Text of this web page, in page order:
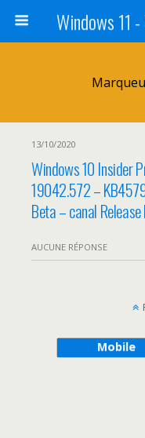
13/10/2020
Windows 10 Insider
19042.572 –
Beta – canal
AUCUNE RÉPONSE
Mobile